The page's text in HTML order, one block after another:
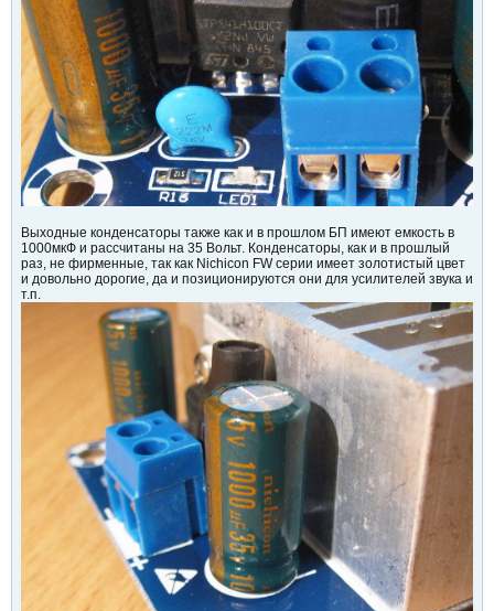
Выходные конденсаторы также как и в прошлом БП имеют емкость в
1000мкФ и рассчитаны на 35 Вольт. Конденсаторы, как и в прошлый
раз, не фирменные, так как Nichicon FW серии имеет золотистый цвет
и довольно дорогие, да и позиционируются они для усилителей звука и
т.п.